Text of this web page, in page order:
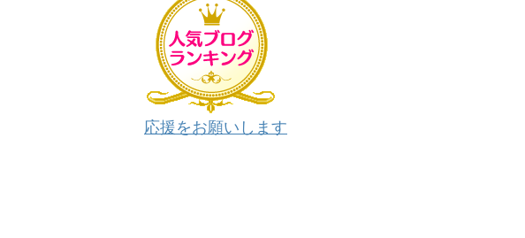
応援をお願いします